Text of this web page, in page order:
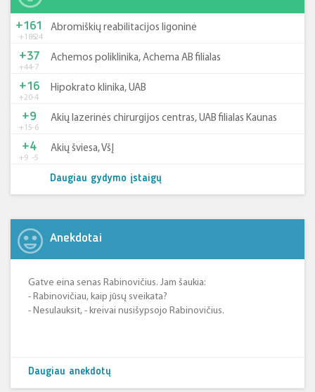
+185-24
+161 Abromiškių reabilitacijos ligoninė
+44-7
+37 Achemos poliklinika, Achema AB filialas
+20-4
+16 Hipokrato klinika, UAB
+15-6
+9 Akių lazerinės chirurgijos centras, UAB filialas Kaunas
+9 -5
+4 Akių šviesa, VšĮ
Daugiau gydymo įstaigų
Anekdotai
Gatve eina senas Rabinovičius. Jam šaukia:
- Rabinovičiau, kaip jūsų sveikata?
- Nesulauksit, - kreivai nusišypsojo Rabinovičius.
Daugiau anekdotų